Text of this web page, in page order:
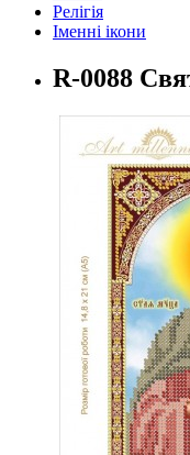
Релігія
Іменні ікони
R-0088